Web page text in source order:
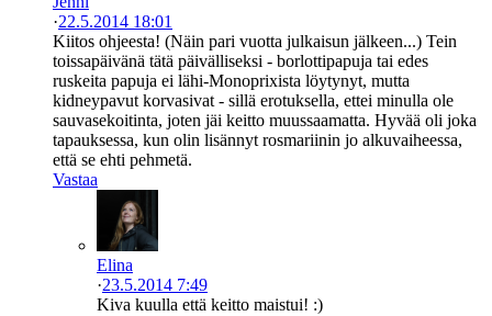
·22.5.2014 18:01
Kiitos ohjeesta! (Näin pari vuotta julkaisun jälkeen...) Tein
toissapäivänä tätä päivälliseksi - borlottipapuja tai edes
ruskeita papuja ei lähi-Monoprixista löytynyt, mutta
kidneypavut korvasivat - sillä erotuksella, ettei minulla ole
sauvasekoitinta, joten jäi keitto muussaamatta. Hyvää oli joka
tapauksessa, kun olin lisännyt rosmariinin jo alkuvaiheessa,
että se ehti pehmetä.
Vastaa
Elina
·23.5.2014 7:49
Kiva kuulla että keitto maistui! :)